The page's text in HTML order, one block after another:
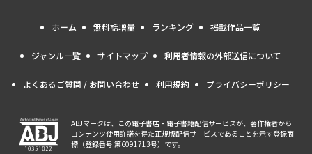
ホーム 無料話増量 ランキング 掲載作品一覧
ジャンル一覧 サイトマップ 利用者情報の外部送信について
よくあるご質問 / お問い合わせ 利用規約 プライバシーポリシー
ABJマークは、この電子書店・電子書籍配信サービスが、著作権者から
コンテンツ使用許諾を得た正規版配信サービスであることを示す登録商
標（登録番号 第6091713号）です。